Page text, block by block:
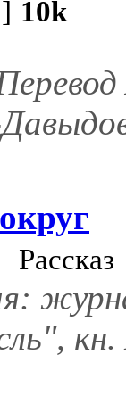
10k